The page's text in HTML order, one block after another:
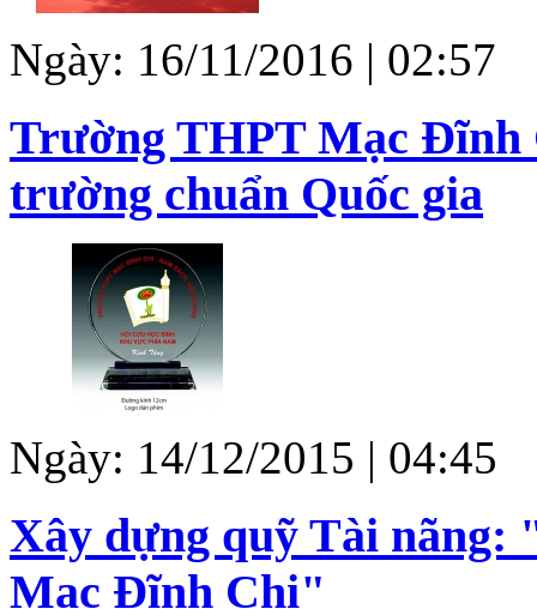
Ngày: 16/11/2016 | 02:57
Trường THPT Mạc Đĩnh
trường chuẩn Quốc gia
Ngày: 14/12/2015 | 04:45
Xây dựng quỹ Tài nãng:
Mạc Ðĩnh Chi"